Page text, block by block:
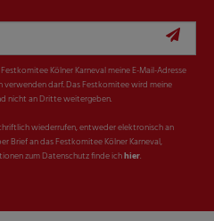
Kölner Karneval meine E-Mail-Adresse
verwenden darf. Das Festkomitee wird meine
nicht an Dritte weitergeben.
wiederrufen, entweder elektronisch an
Brief an das Festkomitee Kölner Karneval,
zum Datenschutz finde ichhier.